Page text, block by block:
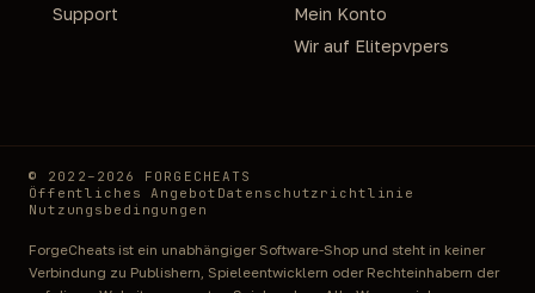
Support
Mein Konto
Wir auf Elitepvpers
© 2022–2026 FORGECHEATS
Öffentliches Angebot Datenschutzrichtlinie
Nutzungsbedingungen
ForgeCheats ist ein unabhängiger Software-Shop und steht in keiner
Verbindung zu Publishern, Spieleentwicklern oder Rechteinhabern der